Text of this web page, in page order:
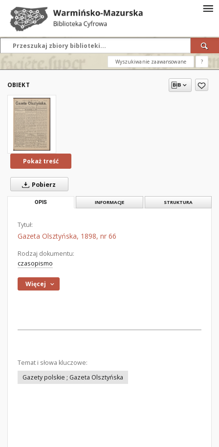
Wyszukiwanie zaawansowane ?
OBIEKT
Pokaż treść
Pobierz
OPIS INFORMACJE STRUKTURA
Tytuł:
Gazeta Olsztyńska, 1898, nr 66
Rodzaj dokumentu:
czasopismo
Więcej
Temat i słowa kluczowe:
Gazety polskie ; Gazeta Olsztyńska